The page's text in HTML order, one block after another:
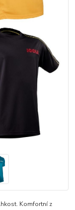
Komfortní z